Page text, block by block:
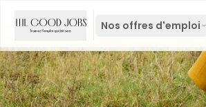
Nos offres d'emploi